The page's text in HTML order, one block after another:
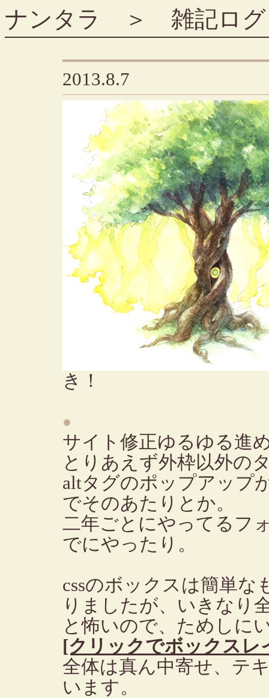
ナンタラ ＞ 雑記ログ
2013.8.7
き！
●
サイト修正ゆるゆる進
とりあえず外枠以外の
altタグのポップアップ
でそのあたりとか。
二年ごとにやってるフ
でにやったり。
cssのボックスは簡単
りましたが、いきなり
と怖いので、ためしに
[クリックでボックス
全体は真ん中寄せ、テ
います。